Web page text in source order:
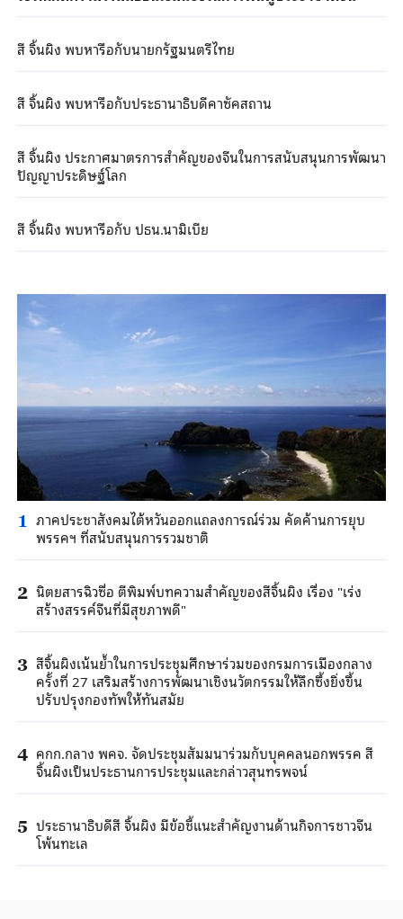
สี จิ้นผิง พบหารือกับนายกรัฐมนตรีไทย
สี จิ้นผิง พบหารือกับประธานาธิบดีคาซัคสถาน
สี จิ้นผิง ประกาศมาตรการสำคัญของจีนในการสนับสนุนการพัฒนา
ปัญญาประดิษฐ์โลก
สี จิ้นผิง พบหารือกับ ปธน.นามิเบีย
1 ภาคประชาสังคมไต้หวันออกแถลงการณ์ร่วม คัดค้านการยุบ
พรรคฯ ที่สนับสนุนการรวมชาติ
2 นิตยสารฉิวซื่อ ตีพิมพ์บทความสำคัญของสีจิ้นผิง เรื่อง "เร่ง
สร้างสรรค์จีนที่มีสุขภาพดี"
3 สีจิ้นผิงเน้นย้ำในการประชุมศึกษาร่วมของกรมการเมืองกลาง
ครั้งที่ 27 เสริมสร้างการพัฒนาเชิงนวัตกรรมให้ลึกซึ้งยิ่งขึ้น
ปรับปรุงกองทัพให้ทันสมัย
4 คกก.กลาง พคจ. จัดประชุมสัมมนาร่วมกับบุคคลนอกพรรค สี
จิ้นผิงเป็นประธานการประชุมและกล่าวสุนทรพจน์
5 ประธานาธิบดีสี จิ้นผิง มีข้อชี้แนะสำคัญงานด้านกิจการชาวจีน
โพ้นทะเล